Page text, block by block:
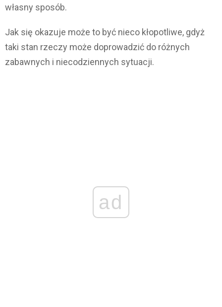
własny sposób.
Jak się okazuje może to być nieco kłopotliwe, gdyż
taki stan rzeczy może doprowadzić do różnych
zabawnych i niecodziennych sytuacji.
ad